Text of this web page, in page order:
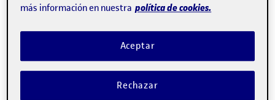
¿Cuáles son las ventajas de un
control de inventario
eficiente?
más información en nuestra política de cookies.
Rechazar
Aceptar